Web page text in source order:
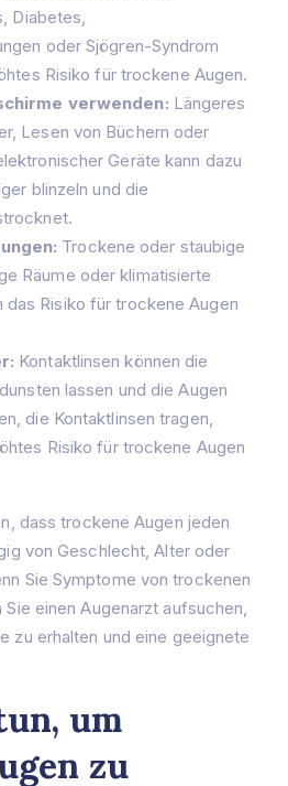
Diabetes,
oder Sjögren-Syndrom
Risiko für trockene Augen.
verwenden: Längeres
Lesen von Büchern oder
Geräte kann dazu
blinzeln und die
Trockene oder staubige
Räume oder klimatisierte
das Risiko für trockene Augen
Kontaktlinsen können die
lassen und die Augen
die Kontaktlinsen tragen,
Risiko für trockene Augen
dass trockene Augen jeden
von Geschlecht, Alter oder
Sie Symptome von trockenen
einen Augenarzt aufsuchen,
zu erhalten und eine geeignete
um
zu